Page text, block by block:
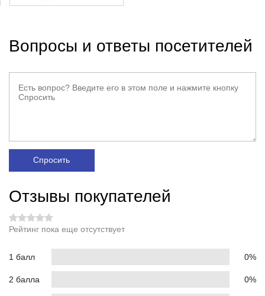
Вопросы и ответы посетителей
Спросить
Отзывы покупателей
Рейтинг пока еще отсутствует
1 балл 0%
2 балла 0%